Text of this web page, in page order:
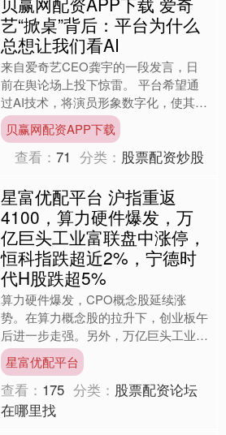
艺“掀桌”背后：平台为什么
总想让我们看AI
来自爱奇艺CEO龚宇的一段发言，日
前在舆论场上投下惊雷。 平台希望通
过AI技术，将演员形象数字化，使其可
以在不增加拍摄强度的情况下参与更多
内容生产。但龚宇给出的....
贝赢网配资APP下载
查看：71 分类： 股票配资炒股
星富优配平台 沪指重返
4100，算力硬件爆发，万
亿巨头工业富联盘中涨停，
恒科指跌超近2%，宁德时
代H股跌超5%
算力硬件爆发，CPO概念股延续涨
势。在算力概念股的拉升下，创业板午
后进一步走强。另外，万亿巨头工业富
联尾盘爆拉，一度涨停，此前高盛表
示，工业富联是AI服务器机架....
星富优配平台
查看： 175 分类： 股票配资论坛
在哪里找